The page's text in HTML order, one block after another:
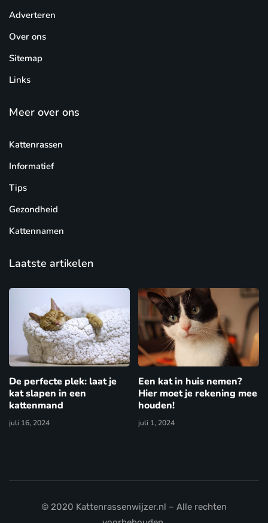
Adverteren
Over ons
Sitemap
Links
Meer over ons
Kattenrassen
Informatief
Tips
Gezondheid
Kattennamen
Laatste artikelen
De perfecte plek: laat je
kat slapen in een
kattenmand
juli 16, 2024
Een kat in huis nemen?
Hier moet je rekening mee
houden!
juli 1, 2024
© 2020 Kattenrassenwijzer.nl – Alle rechten